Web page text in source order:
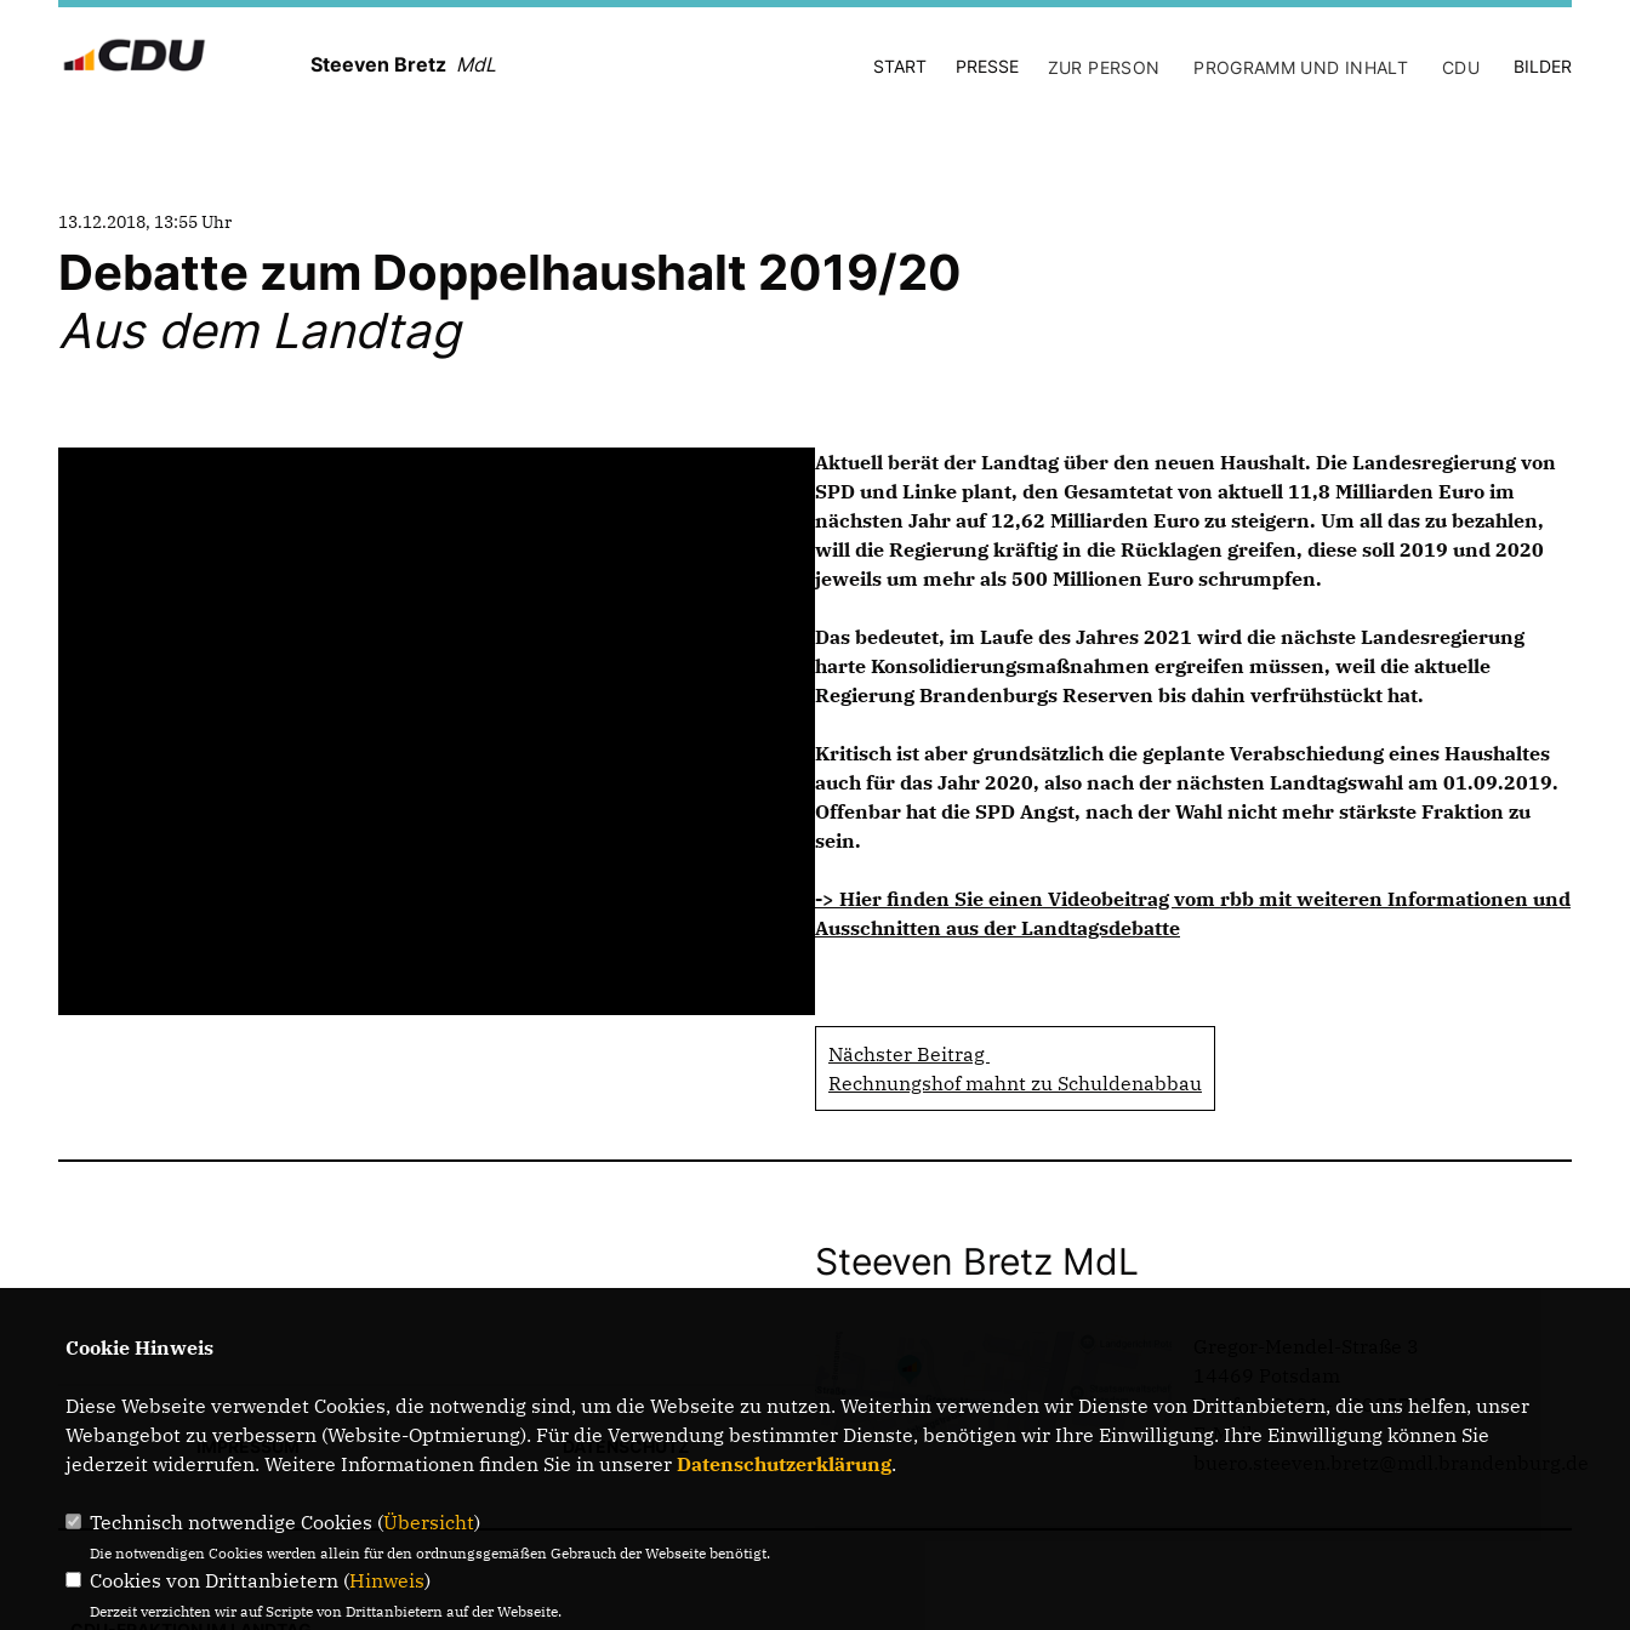
Steeven Bretz MdL START PRESSE ZUR PERSON PROGRAMM UND INHALT CDU BILDER
13.12.2018, 13:55 Uhr
Debatte zum Doppelhaushalt 2019/20
Aus dem Landtag
Aktuell berät der Landtag über den neuen Haushalt. Die Landesregierung von
SPD und Linke plant, den Gesamtetat von aktuell 11,8 Milliarden Euro im
nächsten Jahr auf 12,62 Milliarden Euro zu steigern. Um all das zu bezahlen,
will die Regierung kräftig in die Rücklagen greifen, diese soll 2019 und 2020
jeweils um mehr als 500 Millionen Euro schrumpfen.
Das bedeutet, im Laufe des Jahres 2021 wird die nächste Landesregierung
harte Konsolidierungsmaßnahmen ergreifen müssen, weil die aktuelle
Regierung Brandenburgs Reserven bis dahin verfrühstückt hat.
Kritisch ist aber grundsätzlich die geplante Verabschiedung eines Haushaltes
auch für das Jahr 2020, also nach der nächsten Landtagswahl am 01.09.2019.
Offenbar hat die SPD Angst, nach der Wahl nicht mehr stärkste Fraktion zu
sein.
-> Hier finden Sie einen Videobeitrag vom rbb mit weiteren Informationen und
Ausschnitten aus der Landtagsdebatte
Nächster Beitrag
Rechnungshof mahnt zu Schuldenabbau
IMPRESSUM DATENSCHUTZ
Steeven Bretz MdL
Telefon: 0331 - 20085713
E-Mail:
Cookie Hinweis
Diese Webseite verwendet Cookies, die notwendig sind, um die Webseite zu nutzen. Weiterhin verwenden wir Dienste von Drittanbietern, die uns helfen, unser
Webangebot zu verbessern (Website-Optmierung). Für die Verwendung bestimmter Dienste, benötigen wir Ihre Einwilligung. Ihre Einwilligung können Sie
jederzeit widerrufen. Weitere Informationen finden Sie in unserer Datenschutzerklärung.
Technisch notwendige Cookies (Übersicht)
Die notwendigen Cookies werden allein für den ordnungsgemäßen Gebrauch der Webseite benötigt.
Cookies von Drittanbietern (Hinweis)
Derzeit verzichten wir auf Scripte von Drittanbietern auf der Webseite.